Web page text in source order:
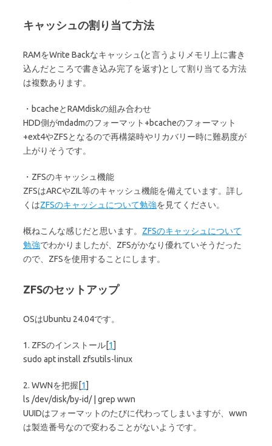
キャッシュの割り当て方法
RAMをWrite Backなキャッシュ(と言うよりメモリ上に書き
込んだところで書き込み完了を返す)として割り当てる方法
は複数あります。
・bcacheとRAMdiskの組み合わせ
HDD側がmdadmのフォーマット+bcacheのフォーマット
+ext4やZFSとなるので再構築時やリカバリー時に難易度が
上がりそうです。
・ZFSのキャッシュ機能
ZFSはARCやZIL等のキャッシュ機能を備えています。詳し
くはZFSのキャッシュについて勉強を見てください。
概ねこんな感じだと思います。 ZFSのキャッシュについて
勉強でわかりましたが、ZFSがかなり優れていそうだった
ので、ZFSを使用することにします。
ZFSのセットアップ
OSはUbuntu 24.04です。
1. ZFSのインストール[1]
sudo apt install zfsutils-linux
2. WWNを把握[1]
ls /dev/disk/by-id/ | grep wwn
UUIDはフォーマットのたびに代わってしまいますが、wwn
は製造番号なので変わることがないようです。